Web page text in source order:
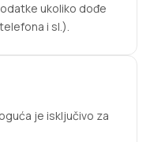
ukoliko dođe
i sl.).
je isključivo za